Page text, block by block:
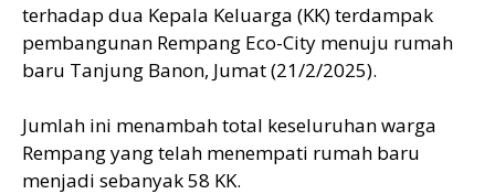
terhadap dua Kepala Keluarga (KK) terdampak
pembangunan Rempang Eco-City menuju rumah
baru Tanjung Banon, Jumat (21/2/2025).
Jumlah ini menambah total keseluruhan warga
Rempang yang telah menempati rumah baru
menjadi sebanyak 58 KK.